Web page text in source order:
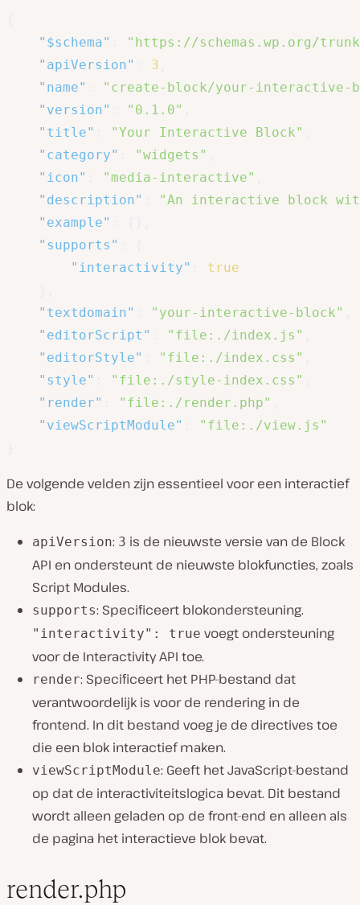
"$schema"
"https://schemas.wp.org/
"apiVersion"
3
"name"
"create-block/your-interactive-
"version"
"0.1.0"
"title"
"Your Interactive Block"
"category"
"widgets"
"icon"
"media-interactive"
"description"
"An interactive block
"example"
"supports"
"interactivity"
true
"textdomain"
"your-interactive-block"
"editorScript"
"file:./index.js"
"editorStyle"
"file:./index.css"
"style"
"file:./style-index.css"
"render"
"file:./render.php"
"viewScriptModule"
"file:./view.js"
De volgende velden zijn essentieel voor een interactief
blok:
apiVersion: 3 is de nieuwste versie van de Block
API en ondersteunt de nieuwste blokfuncties, zoals
Script Modules.
supports: Specificeert blokondersteuning.
"interactivity": true voegt ondersteuning
voor de Interactivity API toe.
render: Specificeert het PHP-bestand dat
verantwoordelijk is voor de rendering in de
frontend. In dit bestand voeg je de directives toe
die een blok interactief maken.
viewScriptModule: Geeft het JavaScript-bestand
op dat de interactiviteitslogica bevat. Dit bestand
wordt alleen geladen op de front-end en alleen als
de pagina het interactieve blok bevat.
render.php